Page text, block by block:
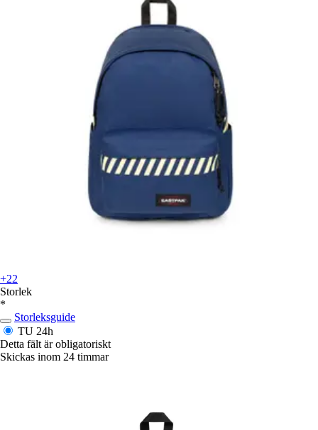
+22
Storlek
*
Storleksguide
TU 24h
Detta fält är obligatoriskt
Skickas inom 24 timmar